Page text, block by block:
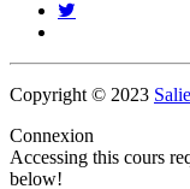
Copyright © 2023
Connexion
Accessing this cours
below!